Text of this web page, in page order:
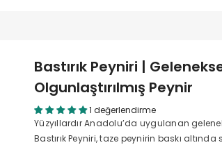
Bastırık Peyniri |
Olgunlaştırılmış Peynir
1 değerlendirme
Yüzyıllardır Anadolu’da uygulanan
Bastırık Peyniri, taze peynirin baskı